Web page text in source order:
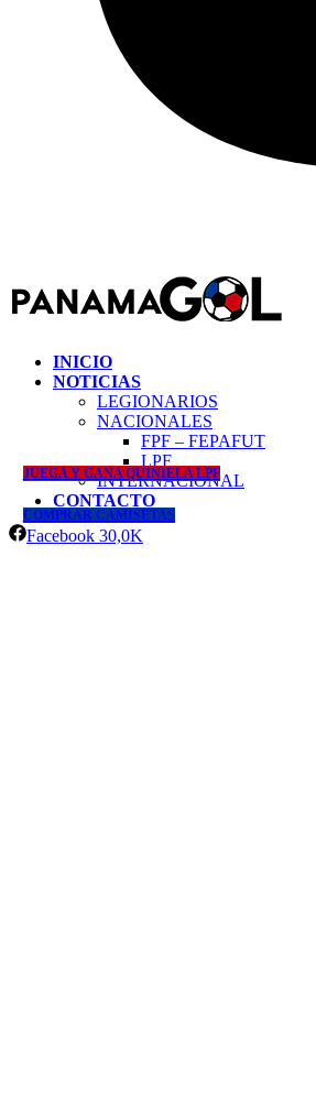
INICIO
NOTICIAS
LEGIONARIOS
NACIONALES
FPF – FEPAFUT
LPF
INTERNACIONAL
CONTACTO
JUEGA Y GANA QUINIELA LPF
COMPRAR CAMISETAS
Facebook 30,0K